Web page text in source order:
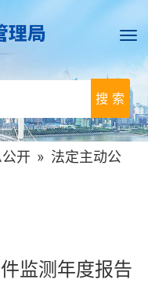
搜 索
开 » 法定主动公
监测年度报告